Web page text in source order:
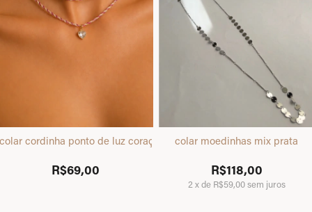
cordinha ponto de luz coração dourado
R$69,00
colar moedinhas mix prata
R$118,00
2xde R$59,00sem juros